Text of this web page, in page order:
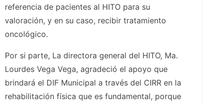
referencia de pacientes al HITO para su
valoración, y en su caso, recibir tratamiento
oncológico.
Por si parte, La directora general del HITO, Ma.
Lourdes Vega Vega, agradeció el apoyo que
brindará el DIF Municipal a través del CIRR en la
rehabilitación física que es fundamental, porque